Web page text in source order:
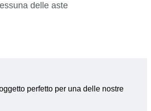
delle aste
perfetto per una delle nostre